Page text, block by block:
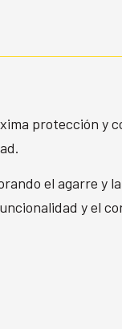
protección
el agarre y
y el